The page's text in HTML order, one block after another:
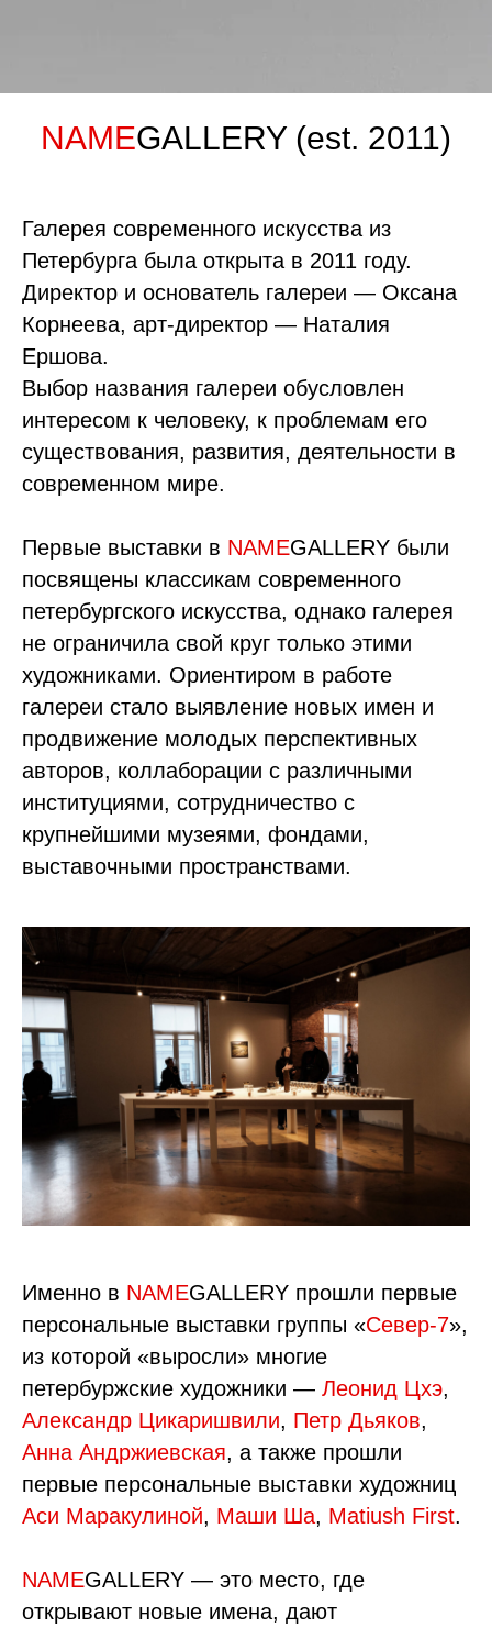
NAMEGALLERY (est. 2011)
Галерея современного искусства из
Петербурга была открыта в 2011 году.
Директор и основатель галереи — Оксана
Корнеева, арт-директор — Наталия
Ершова.
Выбор названия галереи обусловлен
интересом к человеку, к проблемам его
существования, развития, деятельности в
современном мире.
Первые выставки в NAMEGALLERY были
посвящены классикам современного
петербургского искусства, однако галерея
не ограничила свой круг только этими
художниками. Ориентиром в работе
галереи стало выявление новых имен и
продвижение молодых перспективных
авторов, коллаборации с различными
институциями, сотрудничество с
крупнейшими музеями, фондами,
выставочными пространствами.
Именно в NAMEGALLERY прошли первые
персональные выставки группы «Север-7»,
из которой «выросли» многие
петербуржские художники — Леонид Цхэ,
Александр Цикаришвили, Петр Дьяков,
Анна Андржиевская, а также прошли
первые персональные выставки художниц
Аси Маракулиной, Маши Ша, Matiush First.
NAMEGALLERY — это место, где
открывают новые имена, дают